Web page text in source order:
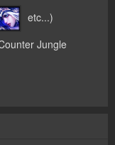
etc...)
Jungle